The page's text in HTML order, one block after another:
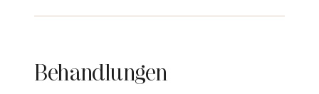
Behandlungen